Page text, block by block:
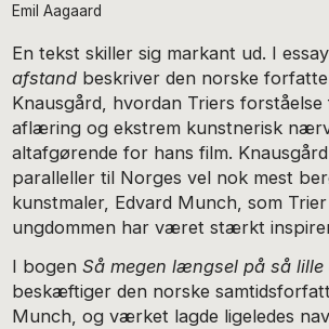
Emil Aagaard
En tekst skiller sig markant ud. I
afstand beskriver den norske
Knausgård, hvordan Triers forståelse
aflæring og ekstrem kunstnerisk
altafgørende for hans film.
paralleller til Norges vel nok mest
kunstmaler, Edvard Munch, som
ungdommen har været stærkt
I bogenSå megen længsel på så lille
beskæftiger den norske
Munch, og værket lagde ligeledes